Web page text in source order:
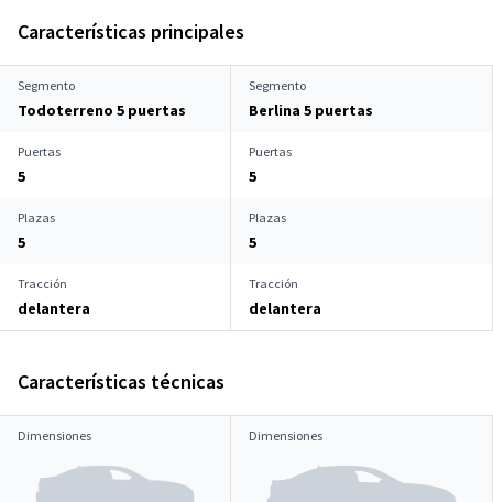
Características principales
Segmento
Todoterreno 5 puertas
Segmento
Berlina 5 puertas
Puertas
5
Puertas
5
Plazas
5
Plazas
5
Tracción
delantera
Tracción
delantera
Características técnicas
Dimensiones Dimensiones